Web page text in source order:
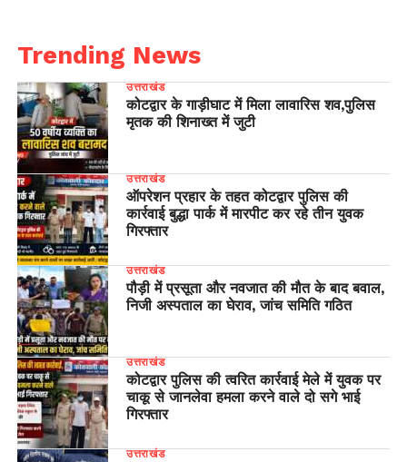
Trending News
उत्तराखंड
कोटद्वार के गाड़ीघाट में मिला लावारिस शव,पुलिस
मृतक की शिनाख्त में जुटी
उत्तराखंड
ऑपरेशन प्रहार के तहत कोटद्वार पुलिस की
कार्रवाई बुद्धा पार्क में मारपीट कर रहे तीन युवक
गिरफ्तार
उत्तराखंड
पौड़ी में प्रसूता और नवजात की मौत के बाद बवाल,
निजी अस्पताल का घेराव, जांच समिति गठित
उत्तराखंड
कोटद्वार पुलिस की त्वरित कार्रवाई मेले में युवक पर
चाकू से जानलेवा हमला करने वाले दो सगे भाई
गिरफ्तार
उत्तराखंड